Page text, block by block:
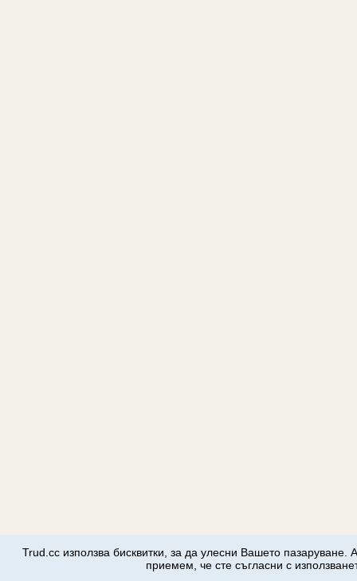
Trud.cc използва бисквитки, за да улесни Вашето пазаруване.
приемем, че сте съгласни с